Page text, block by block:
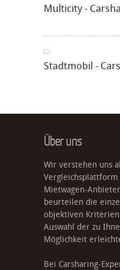
Multicity -
Stadtmobil -
Über uns
Wir verstehen uns
Vergleichsplattform
Mietwagen-
beurteilen die
objektiven
Auswahl der zu
Möglichkeit
Bei Carsharing-